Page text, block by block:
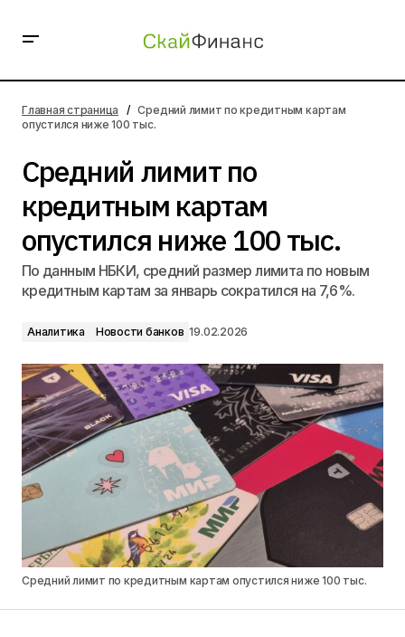
100 тыс.
Главная страница
Средний лимит по кредитным картам
опустился ниже 100 тыс.
Средний лимит по
кредитным картам
опустился ниже 100 тыс.
По данным НБКИ, средний размер лимита по новым
кредитным картам за январь сократился на 7,6%.
Аналитика Новости банков 19.02.2026
Средний лимит по кредитным картам опустился ниже 100 тыс.